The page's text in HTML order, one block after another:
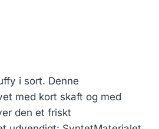
i sort. Denne
med kort skaft og med
den et friskt